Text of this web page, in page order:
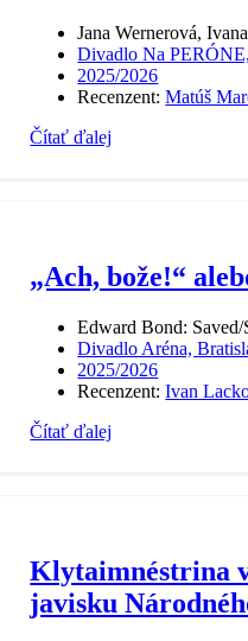
Jana Wernerová,
Divadlo Na
2025/2026
Recenzent:Matúš
Čítať ďalej
„Ach, bože!“
Edward Bond: Saved/
Divadlo Aréna,
2025/2026
Recenzent:Ivan
Čítať ďalej
Klytaimnéstrina
javisku